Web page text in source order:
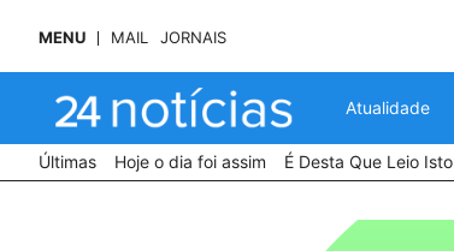
MENU MAIL JORNAIS
Atualidade
Últimas Hoje o dia foi assim É Desta Que Leio Isto